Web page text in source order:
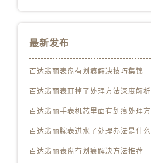
最新发布
百达翡丽表盘有划痕解决技巧集锦
百达翡丽表耳掉了处理方法深度解析
百达翡丽腕表进水了处理办法是什么
百达翡丽表盘有划痕解决方法推荐